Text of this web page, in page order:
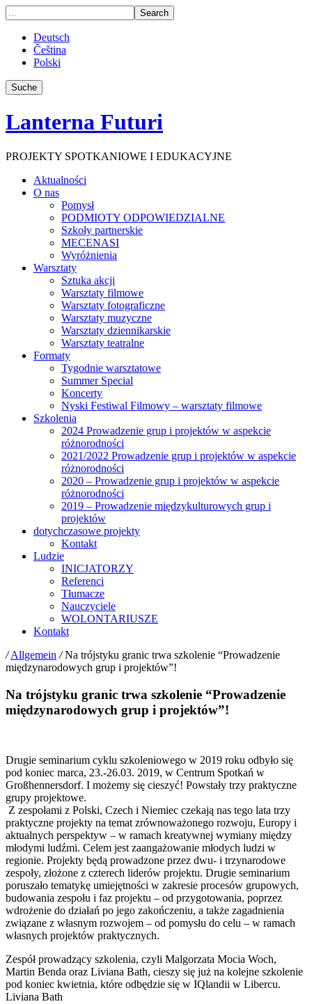
Deutsch
Čeština
Polski
Suche
Lanterna Futuri
PROJEKTY SPOTKANIOWE I EDUKACYJNE
Aktualności
O nas
Pomysł
PODMIOTY ODPOWIEDZIALNE
Szkoły partnerskie
MECENASI
Wyróżnienia
Warsztaty
Sztuka akcji
Warsztaty filmowe
Warsztaty fotograficzne
Warsztaty muzyczne
Warsztaty dziennikarskie
Warsztaty teatralne
Formaty
Tygodnie warsztatowe
Summer Special
Koncerty
Nyski Festiwal Filmowy – warsztaty filmowe
Szkolenia
2024 Prowadzenie grup i projektów w aspekcie
różnorodności
2021/2022 Prowadzenie grup i projektów w aspekcie
różnorodności
2020 – Prowadzenie grup i projektów w aspekcie
różnorodności
2019 – Prowadzenie międzykulturowych grup i
projektów
dotychczasowe projekty
Kontakt
Ludzie
INICJATORZY
Referenci
Tłumacze
Nauczyciele
WOLONTARIUSZE
Kontakt
/ Allgemein / Na trójstyku granic trwa szkolenie “Prowadzenie
międzynarodowych grup i projektów”!
Na trójstyku granic trwa szkolenie “Prowadzenie
międzynarodowych grup i projektów”!
Drugie seminarium cyklu szkoleniowego w 2019 roku odbyło się
pod koniec marca, 23.-26.03. 2019, w Centrum Spotkań w
Großhennersdorf. I możemy się cieszyć! Powstały trzy praktyczne
grupy projektowe.
Z zespołami z Polski, Czech i Niemiec czekają nas tego lata trzy
praktyczne projekty na temat zrównoważonego rozwoju, Europy i
aktualnych perspektyw – w ramach kreatywnej wymiany między
młodymi ludźmi. Celem jest zaangażowanie młodych ludzi w
regionie. Projekty będą prowadzone przez dwu- i trzynarodowe
zespoły, złożone z czterech liderów projektu. Drugie seminarium
poruszało tematykę umiejętności w zakresie procesów grupowych,
budowania zespołu i faz projektu – od przygotowania, poprzez
wdrożenie do działań po jego zakończeniu, a także zagadnienia
związane z własnym rozwojem – od pomysłu do celu – w ramach
własnych projektów praktycznych.
Zespół prowadzący szkolenia, czyli Malgorzata Mocia Woch,
Martin Benda oraz Liviana Bath, cieszy się już na kolejne szkolenie
pod koniec kwietnia, które odbędzie się w IQlandii w Libercu.
Liviana Bath